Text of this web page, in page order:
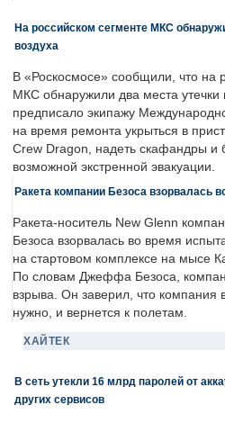
На российском сегменте МКС
воздуха
В «Роскосмосе» сообщили, что на
МКС обнаружили два места утечки
предписало экипажу
на время ремонта укрыться в
Crew Dragon, надеть скафандры и
возможной экстренной эвакуации.
Ракета компании Безоса взорвалась
Ракета-носитель New Glenn
Безоса взорвалась во время
на стартовом комплексе на мысе
По словам Джеффа Безоса,
взрыва. Он заверил, что компания
нужно, и вернется к полетам.
ХАЙТЕК
В сеть утекли 16 млрд паролей от
других сервисов